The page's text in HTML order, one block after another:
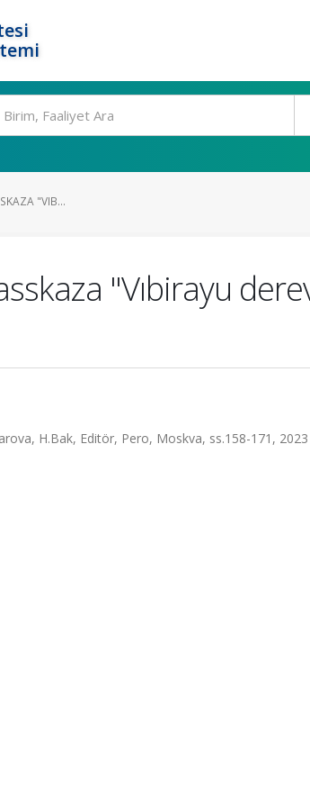
"VIB...
"Vıbirayu
H.Bak, Editör, Pero, Moskva, ss.158-171, 2023